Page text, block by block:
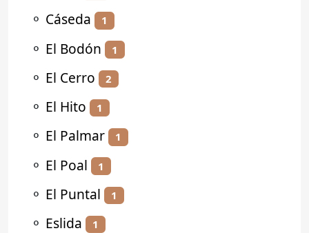
⚬ Cáseda 1
⚬ El Bodón 1
⚬ El Cerro 2
⚬ El Hito 1
⚬ El Palmar 1
⚬ El Poal 1
⚬ El Puntal 1
⚬ Eslida 1